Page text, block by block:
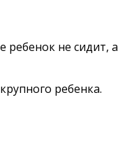
не сидит,
ребенка.